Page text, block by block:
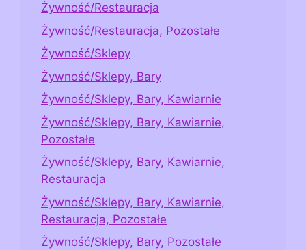
Żywność/Restauracja
Żywność/Restauracja, Pozostałe
Żywność/Sklepy
Żywność/Sklepy, Bary
Żywność/Sklepy, Bary, Kawiarnie
Żywność/Sklepy, Bary, Kawiarnie,
Pozostałe
Żywność/Sklepy, Bary, Kawiarnie,
Restauracja
Żywność/Sklepy, Bary, Kawiarnie,
Restauracja, Pozostałe
Żywność/Sklepy, Bary, Pozostałe